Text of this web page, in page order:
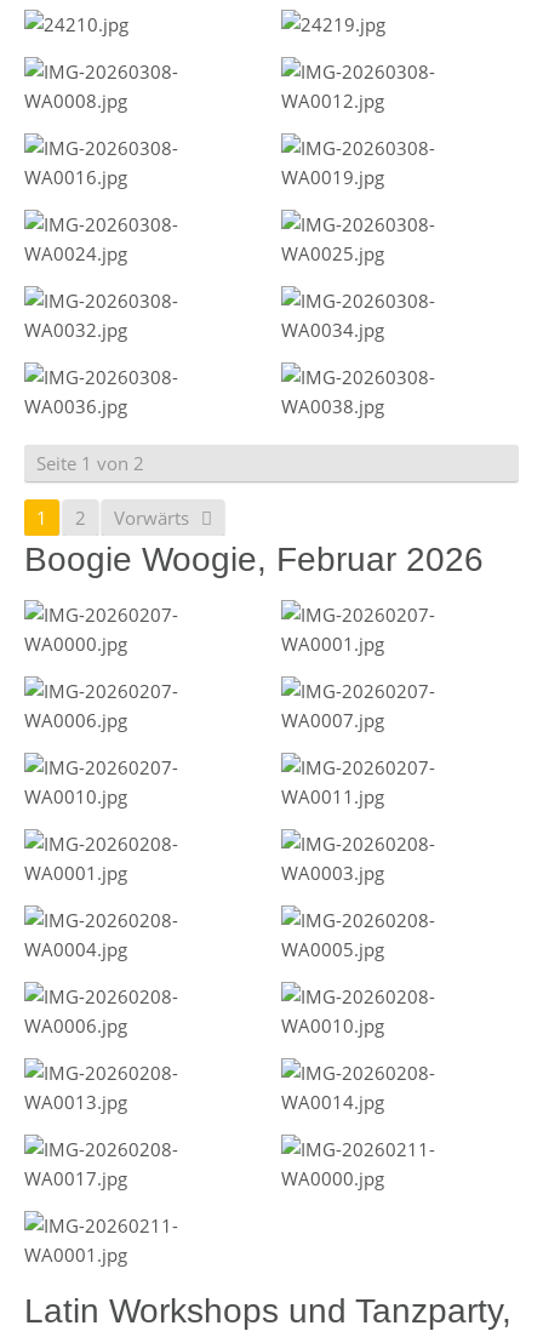
Seite 1 von 2
1 2 Vorwärts
Boogie Woogie, Februar 2026
Latin Workshops und Tanzparty,